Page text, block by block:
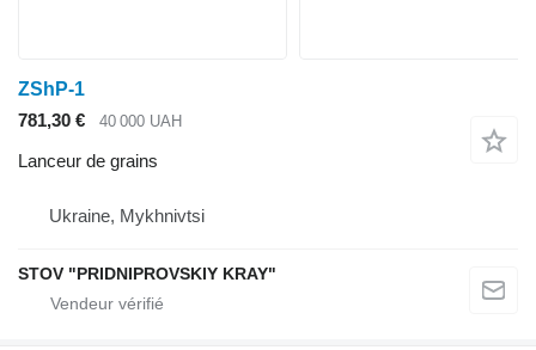
ZShP-1
781,30 €
40 000 UAH
Lanceur de grains
Ukraine, Mykhnivtsi
STOV "PRIDNIPROVSKIY KRAY"